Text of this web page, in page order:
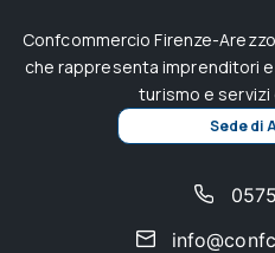
Confcommercio Firenze-
che rappresenta imprenditori
turismo e servizi
Sede di